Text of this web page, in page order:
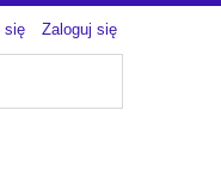
się Zaloguj się